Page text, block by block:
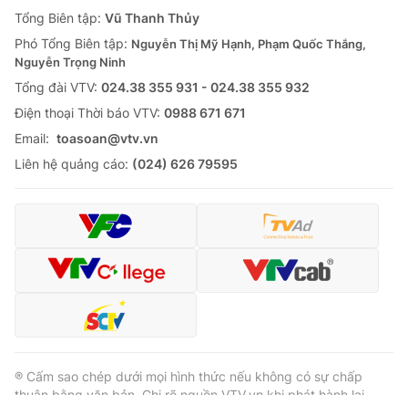
Tổng Biên tập: Vũ Thanh Thủy
Phó Tổng Biên tập: Nguyễn Thị Mỹ Hạnh, Phạm Quốc Thắng,
Nguyễn Trọng Ninh
Tổng đài VTV: 024.38 355 931 - 024.38 355 932
Ðiện thoại Thời báo VTV: 0988 671 671
Email: toasoan@vtv.vn
Liên hệ quảng cáo: (024) 626 79595
® Cấm sao chép dưới mọi hình thức nếu không có sự chấp